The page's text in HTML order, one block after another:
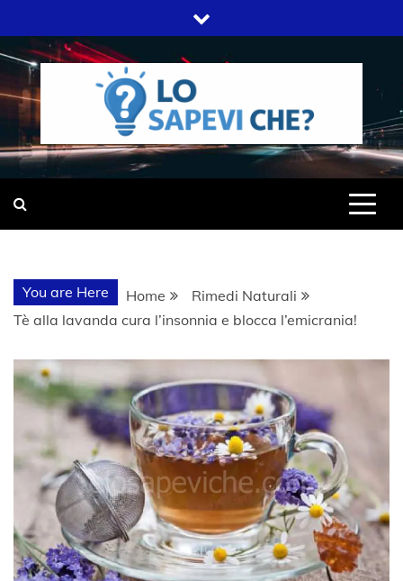
to
content
LO SAPEVI
CHE?
SITO WEB DEL GRUPPO LIFELIVE
You are Here Home
Rimedi Naturali
Tè alla lavanda cura l’insonnia e blocca l’emicrania!